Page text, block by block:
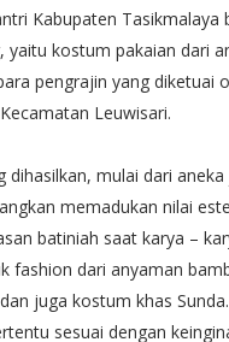
Kabupaten
yaitu kostum pakaian dari
pengrajin yang diketuai
Leuwisari.
dihasilkan, mulai dari
memadukan nilai
batiniah saat karya –
fashion dari anyaman
juga kostum khas
sesuai dengan